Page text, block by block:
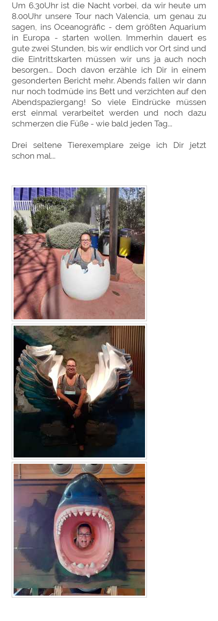
Um 6.30Uhr ist die Nacht vorbei, da wir heute um
8.00Uhr unsere Tour nach Valencia, um genau zu
sagen, ins Oceanográfic - dem größten Aquarium
in Europa - starten wollen. Immerhin dauert es
gute zwei Stunden, bis wir endlich vor Ort sind und
die Eintrittskarten müssen wir uns ja auch noch
besorgen... Doch davon erzähle ich Dir in einem
gesonderten Bericht mehr. Abends fallen wir dann
nur noch todmüde ins Bett und verzichten auf den
Abendspaziergang! So viele Eindrücke müssen
erst einmal verarbeitet werden und noch dazu
schmerzen die Füße - wie bald jeden Tag...
Drei seltene Tierexemplare zeige ich Dir jetzt
schon mal...